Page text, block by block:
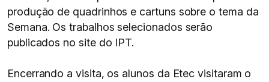
produção de quadrinhos e cartuns sobre o tema da
Semana. Os trabalhos selecionados serão
publicados no site do IPT.
Encerrando a visita, os alunos da Etec visitaram o